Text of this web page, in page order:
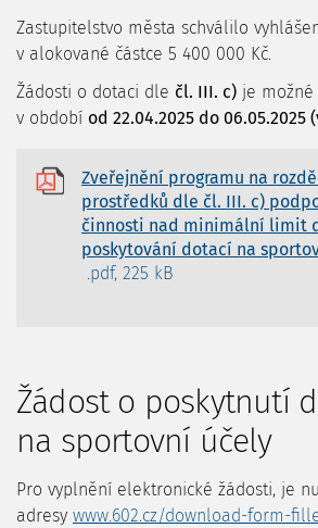
Zastupitelstvo města schválilo
v alokované částce 5 400 000 Kč.
Žádosti o dotaci dle čl. III. c) je
v období od 22.04.2025 do 06.05.2025
Zveřejnění programu na
prostředků dle čl. III. c)
činnosti nad minimální limit
poskytování dotací na
.pdf, 225 kB
Žádost o poskytnutí
na sportovní účely
Pro vyplnění elektronické žádosti, je
adresy www.602.cz/download-form-